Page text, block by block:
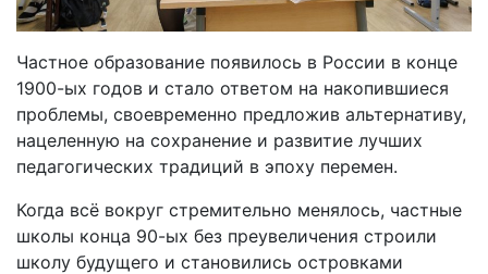
Частное образование появилось в России в конце
1900-ых годов и стало ответом на накопившиеся
проблемы, своевременно предложив альтернативу,
нацеленную на сохранение и развитие лучших
педагогических традиций в эпоху перемен.
Когда всё вокруг стремительно менялось, частные
школы конца 90-ых без преувеличения строили
школу будущего и становились островками